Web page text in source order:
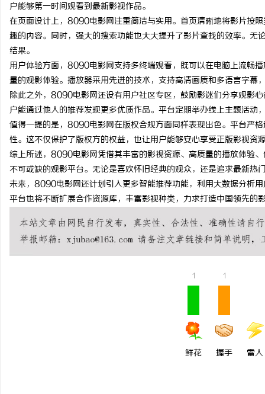
户能够第一时间观看到最新影视作品。
在页面设计上，8090电影网注重简洁与实用。首页清晰地将影片按
趣的内容。同时，强大的搜索功能也大大提升了影片查找的效率。
结果。
用户体验方面，8090电影网支持多终端观看，既可以在电脑上流畅
量的观影体验。播放器采用先进的技术，支持高清画质和多语言字幕
除此之外，8090电影网还设有用户社区专区，鼓励影迷们分享观影
户能通过他人的推荐发现更多优质作品。平台定期举办线上主题活
值得一提的是，8090电影网在版权合规方面同样表现出色。平台严
性。这不仅保护了版权方的权益，也让用户能够安心享受正版影视资
综上所述，8090电影网凭借其丰富的影视资源、高质量的播放体验
不可或缺的观影平台。无论是喜欢怀旧经典的观众，还是追求最新热
未来，8090电影网还计划引入更多智能推荐功能，利用大数据分析
平台也将不断扩展合作资源库，丰富影视种类，力求打造中国领先的
1
鲜花
1
握手 雷人
汉配眼镜 上海配眼镜 武汉配眼镜 上海配眼镜